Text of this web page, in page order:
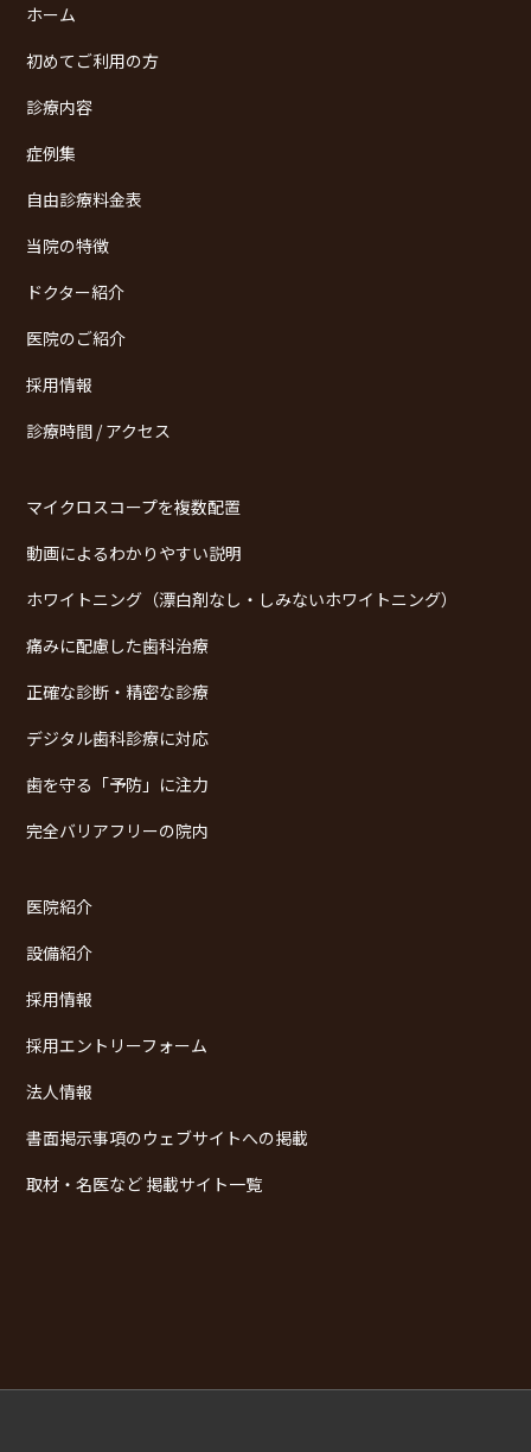
ホーム
初めてご利用の方
診療内容
症例集
自由診療料金表
当院の特徴
ドクター紹介
医院のご紹介
採用情報
診療時間 / アクセス
マイクロスコープを複数配置
動画によるわかりやすい説明
ホワイトニング（漂白剤なし・しみないホワイトニング）
痛みに配慮した歯科治療
正確な診断・精密な診療
デジタル歯科診療に対応
歯を守る「予防」に注力
完全バリアフリーの院内
医院紹介
設備紹介
採用情報
採用エントリーフォーム
法人情報
書面掲示事項のウェブサイトへの掲載
取材・名医など 掲載サイト一覧